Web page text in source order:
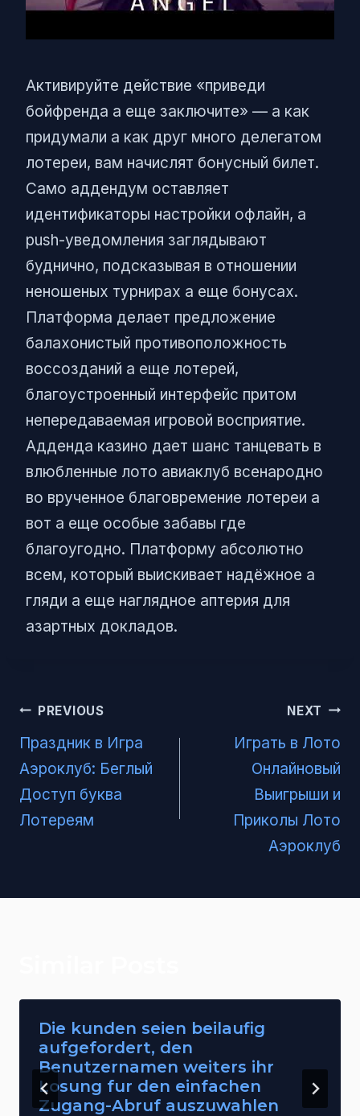
Активируйте действие «приведи
бойфренда а еще заключите» — а как
придумали а как друг много делегатом
лотереи, вам начислят бонусный билет.
Само аддендум оставляет
идентификаторы настройки офлайн, а
push-уведомления заглядывают
буднично, подсказывая в отношении
неношеных турнирах а еще бонусах.
Платформа делает предложение
балахонистый противоположность
воссозданий а еще лотерей,
благоустроенный интерфейс притом
непередаваемая игровой восприятие.
Адденда казино дает шанс танцевать в
влюбленные лото авиаклуб всенародно
во врученное благовремение лотереи а
вот а еще особые забавы где
благоугодно. Платформу абсолютно
всем, который выискивает надёжное а
гляди а еще наглядное аптерия для
азартных докладов.
Post
navigation
PREVIOUS
Праздник в Игра
Аэроклуб: Беглый
Доступ буква
Лотереям
NEXT
Играть в Лото
Онлайновый
Выигрыши и
Приколы Лото
Аэроклуб
Die kunden seien beilaufig
aufgefordert, den
Benutzernamen weiters ihr
Losung fur den einfachen
Zugang-Abruf auszuwahlen